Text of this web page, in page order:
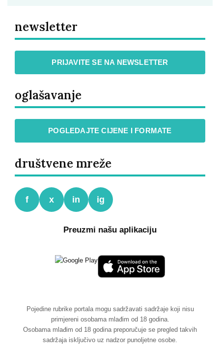
newsletter
PRIJAVITE SE NA NEWSLETTER
oglašavanje
POGLEDAJTE CIJENE I FORMATE
društvene mreže
f x in ig
Preuzmi našu aplikaciju
Pojedine rubrike portala mogu sadržavati sadržaje koji nisu
primjereni osobama mlađim od 18 godina.
Osobama mlađim od 18 godina preporučuje se pregled takvih
sadržaja isključivo uz nadzor punoljetne osobe.